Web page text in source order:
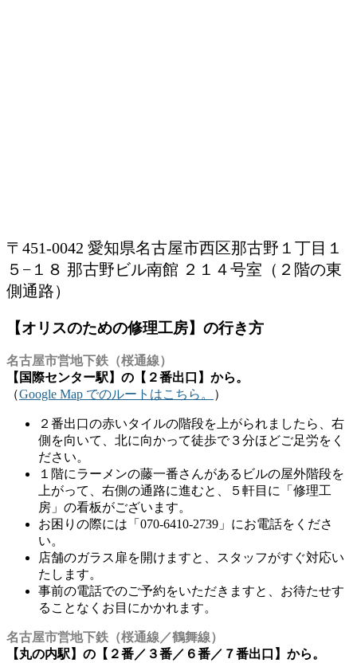
〒451-0042 愛知県名古屋市西区那古野１丁目１
５−１８ 那古野ビル南館 ２１４号室（２階の東
側通路）
【オリスのための修理工房】の行き方
名古屋市営地下鉄（桜通線）
【国際センター駅】の【２番出口】から。
（Google Map でのルートはこちら。 ）
２番出口の赤いタイルの階段を上がられましたら、右
側を向いて、北に向かって徒歩で３分ほどご足労をく
ださい。
１階にラーメンの藤一番さんがあるビルの屋外階段を
上がって、右側の通路に進むと、５軒目に「修理工
房」の看板がございます。
お困りの際には「070-6410-2739」にお電話をくださ
い。
店舗のガラス扉を開けますと、スタッフがすぐ対応い
たします。
事前の電話でのご予約をいただきますと、お待たせす
ることなくお目にかかれます。
名古屋市営地下鉄（桜通線／鶴舞線）
【丸の内駅】の【２番／３番／６番／７番出口】から。